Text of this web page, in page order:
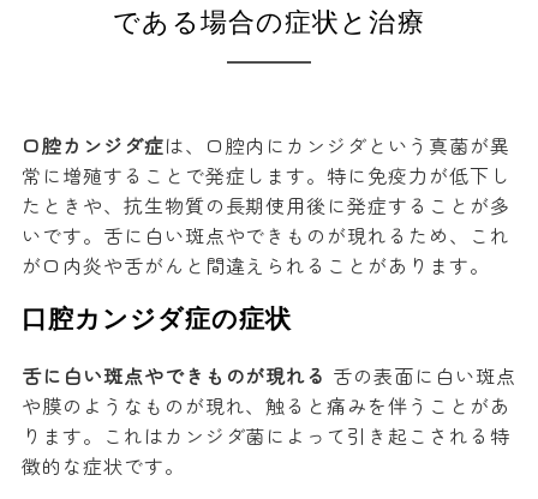
である場合の症状と治療
口腔カンジダ症は、口腔内にカンジダという真菌が異
常に増殖することで発症します。特に免疫力が低下し
たときや、抗生物質の長期使用後に発症することが多
いです。舌に白い斑点やできものが現れるため、これ
が口内炎や舌がんと間違えられることがあります。
口腔カンジダ症の症状
舌に白い斑点やできものが現れる 舌の表面に白い斑点
や膜のようなものが現れ、触ると痛みを伴うことがあ
ります。これはカンジダ菌によって引き起こされる特
徴的な症状です。